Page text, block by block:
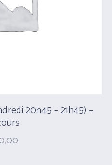
20h45 – 21h45) –